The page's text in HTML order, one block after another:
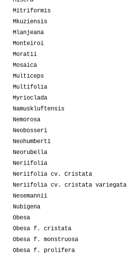
Mitriformis
Mkuziensis
Mlanjeana
Monteiroi
Moratii
Mosaica
Multiceps
Multifolia
Myrioclada
Namuskluftensis
Nemorosa
Neobosseri
Neohumberti
Neorubella
Neriifolia
Neriifolia cv. Cristata
Neriifolia cv. cristata variegata
Nesemannii
Nubigena
Obesa
Obesa f. cristata
Obesa f. monstruosa
Obesa f. prolifera